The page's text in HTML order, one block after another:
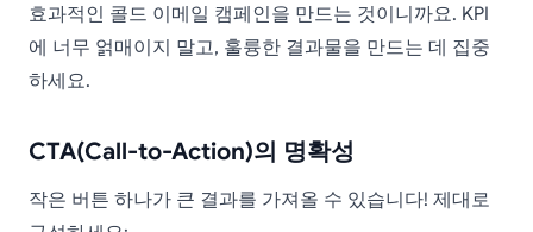
효과적인 콜드 이메일 캠페인을 만드는 것이니까요. KPI
에 너무 얽매이지 말고, 훌륭한 결과물을 만드는 데 집중
하세요.
CTA(Call-to-Action)의 명확성
작은 버튼 하나가 큰 결과를 가져올 수 있습니다! 제대로